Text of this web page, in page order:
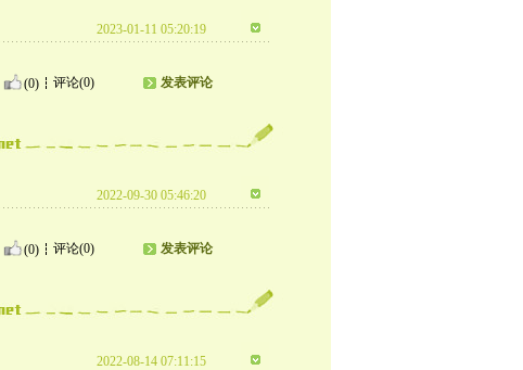
2023-01-11 05:20:19
(0) 评论(0) 发表评论
2022-09-30 05:46:20
(0) 评论(0) 发表评论
2022-08-14 07:11:15